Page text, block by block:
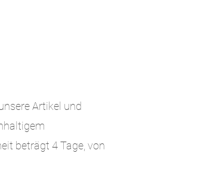
Artikel und
beträgt 4 Tage, von